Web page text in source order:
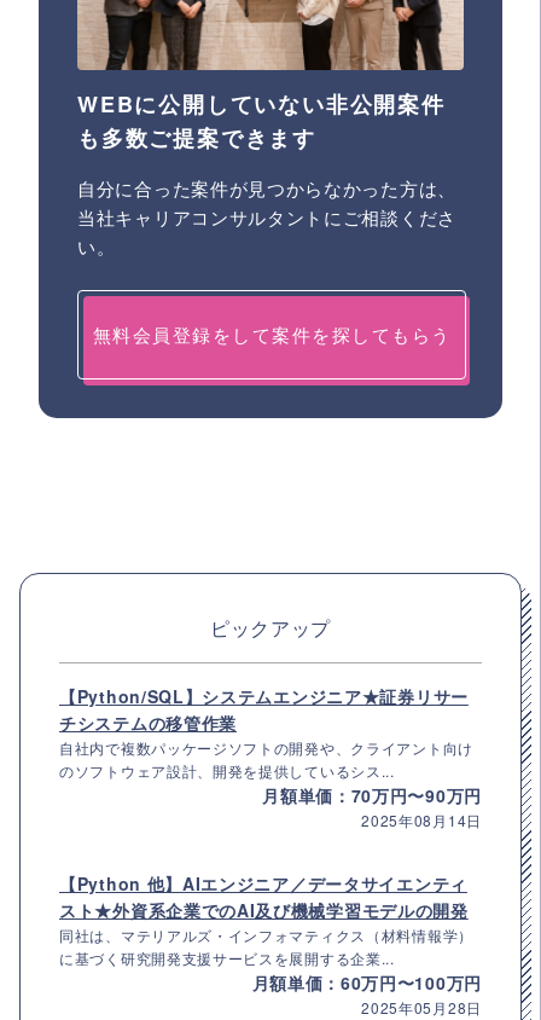
WEBに公開していない非公開案件
も多数ご提案できます
自分に合った案件が見つからなかった方は、
当社キャリアコンサルタントにご相談くださ
い。
無料会員登録をして案件を探してもらう
ピックアップ
【Python/SQL】システムエンジニア★証券リサー
チシステムの移管作業
自社内で複数パッケージソフトの開発や、クライアント向け
のソフトウェア設計、開発を提供しているシス...
月額単価：70万円〜90万円
2025年08月14日
【Python 他】AIエンジニア／データサイエンティ
スト★外資系企業でのAI及び機械学習モデルの開発
同社は、マテリアルズ・インフォマティクス（材料情報学）
に基づく研究開発支援サービスを展開する企業...
月額単価：60万円〜100万円
2025年05月28日